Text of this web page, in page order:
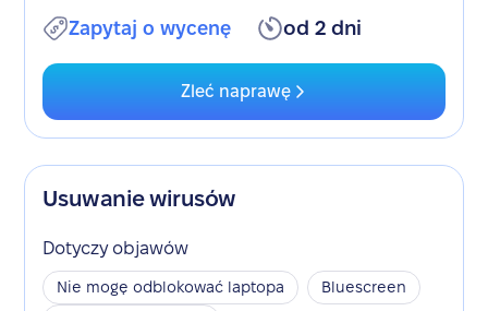
Zapytaj o wycenę od 2 dni
Zleć naprawę
Usuwanie wirusów
Dotyczy objawów
Nie mogę odblokować laptopa
Bluescreen